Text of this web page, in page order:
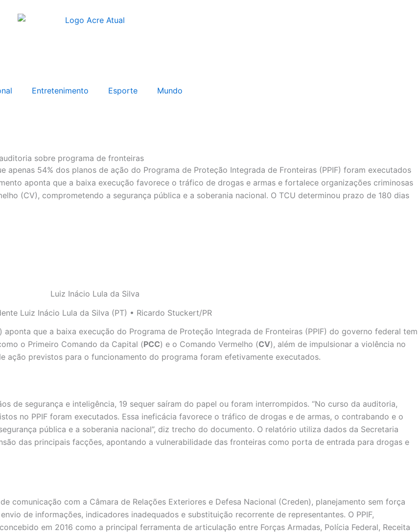
Entretenimento Esporte Mundo
sobre programa de fronteiras
apenas 54% dos planos de ação do Programa de Proteção Integrada de Fronteiras (PPIF) foram executados
aponta que a baixa execução favorece o tráfico de drogas e armas e fortalece organizações criminosas
(CV), comprometendo a segurança pública e a soberania nacional. O TCU determinou prazo de 180 dias
Luiz Inácio Lula da Silva (PT) • Ricardo Stuckert/PR
) aponta que a baixa execução do Programa de Proteção Integrada de Fronteiras (PPIF) do governo federal tem
o Primeiro Comando da Capital (PCC) e o Comando Vermelho (CV), além de impulsionar a violência no
ação previstos para o funcionamento do programa foram efetivamente executados.
de segurança e inteligência, 19 sequer saíram do papel ou foram interrompidos. “No curso da auditoria,
no PPIF foram executados. Essa ineficácia favorece o tráfico de drogas e de armas, o contrabando e o
pública e a soberania nacional”, diz trecho do documento. O relatório utiliza dados da Secretaria
das principais facções, apontando a vulnerabilidade das fronteiras como porta de entrada para drogas e
comunicação com a Câmara de Relações Exteriores e Defesa Nacional (Creden), planejamento sem força
de informações, indicadores inadequados e substituição recorrente de representantes. O PPIF,
em 2016 como a principal ferramenta de articulação entre Forças Armadas, Polícia Federal, Receita